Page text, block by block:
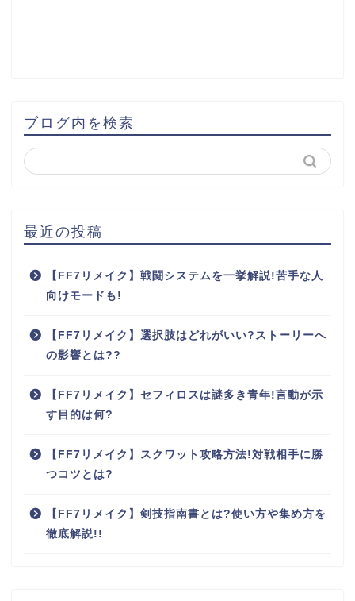
ブログ内を検索
最近の投稿
【FF7リメイク】戦闘システムを一挙解説!苦手な人
向けモードも!
【FF7リメイク】選択肢はどれがいい?ストーリーへ
の影響とは??
【FF7リメイク】セフィロスは謎多き青年!言動が示
す目的は何?
【FF7リメイク】スクワット攻略方法!対戦相手に勝
つコツとは?
【FF7リメイク】剣技指南書とは?使い方や集め方を
徹底解説!!